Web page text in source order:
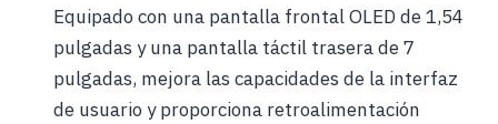
Equipado con una pantalla frontal OLED de 1,54
pulgadas y una pantalla táctil trasera de 7
pulgadas, mejora las capacidades de la interfaz
de usuario y proporciona retroalimentación